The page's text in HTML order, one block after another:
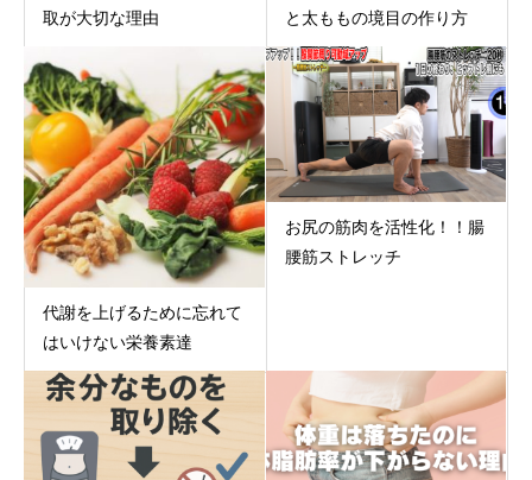
取が大切な理由
と太ももの境目の作り方
代謝を上げるために忘れて
はいけない栄養素達
お尻の筋肉を活性化！！腸
腰筋ストレッチ